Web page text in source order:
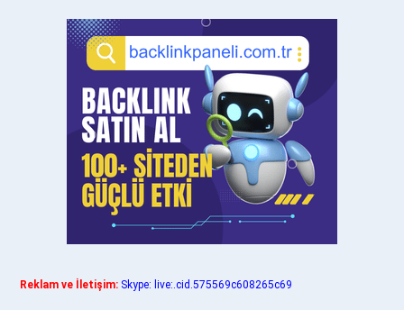
Reklam ve İletişim: Skype: live:.cid.575569c608265c69